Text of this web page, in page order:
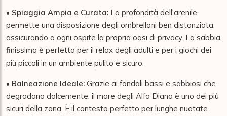
• Spiaggia Ampia e Curata: La profondità dell'arenile
permette una disposizione degli ombrelloni ben distanziata,
assicurando a ogni ospite la propria oasi di privacy. La sabbia
finissima è perfetta per il relax degli adulti e per i giochi dei
più piccoli in un ambiente pulito e sicuro.
• Balneazione Ideale: Grazie ai fondali bassi e sabbiosi che
degradano dolcemente, il mare degli Alfa Diana è uno dei più
sicuri della zona. È il contesto perfetto per lunghe nuotate